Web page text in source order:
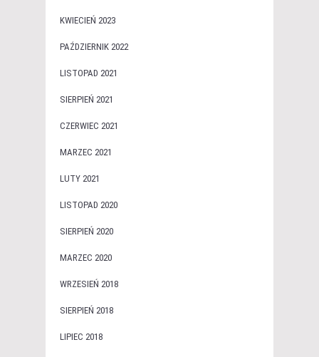
KWIECIEŃ 2023
PAŹDZIERNIK 2022
LISTOPAD 2021
SIERPIEŃ 2021
CZERWIEC 2021
MARZEC 2021
LUTY 2021
LISTOPAD 2020
SIERPIEŃ 2020
MARZEC 2020
WRZESIEŃ 2018
SIERPIEŃ 2018
LIPIEC 2018